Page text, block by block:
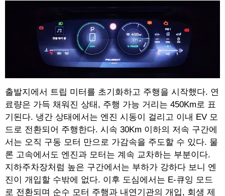
출발지에서 트립 미터를 초기화하고 주행을 시작했다. 연
료량은 가득 채워진 상태, 주행 가능 거리는 450Km로 표
기된다. 냉간 상태에서는 엔진 시동이 걸리고 이내 EV 모
드로 전환되어 주행한다. 시속 30Km 이하의 저속 구간에
서는 오직 구동 모터 만으로 가감속을 주도할 수 있다. 물
론 고속에서도 엔진과 모터는 계속 교차하는 부분이다.
지하주차장처럼 높은 구간에서는 부하가 강하다 보니 엔
진이 개입할 수밖에 없다. 이후 도심에서는 E-큐잉 모드
로 전환되며 순수 모터 주행과 내연기관의 개입, 회생 제